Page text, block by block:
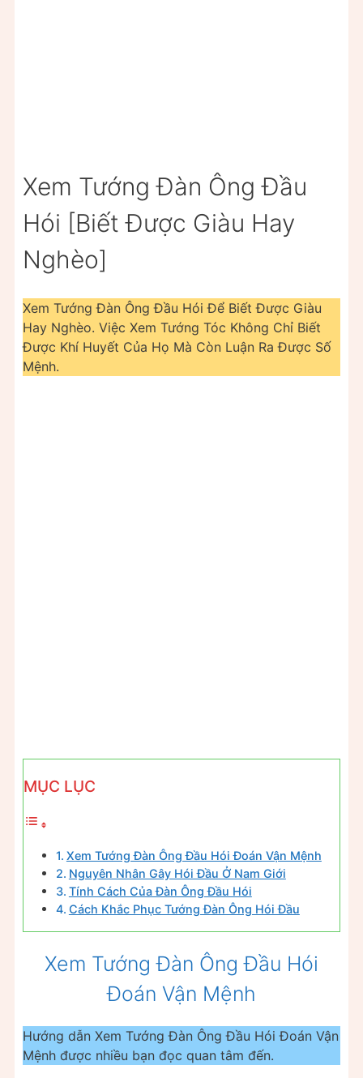
Xem Tướng Đàn Ông Đầu
Hói [Biết Được Giàu Hay
Nghèo]
Xem Tướng Đàn Ông Đầu Hói Để Biết Được Giàu
Hay Nghèo. Việc Xem Tướng Tóc Không Chỉ Biết
Được Khí Huyết Của Họ Mà Còn Luận Ra Được Số
Mệnh.
MỤC LỤC
Xem Tướng Đàn Ông Đầu Hói Đoán Vận Mệnh
Nguyên Nhân Gây Hói Đầu Ở Nam Giới
Tính Cách Của Đàn Ông Đầu Hói
Cách Khắc Phục Tướng Đàn Ông Hói Đầu
Xem Tướng Đàn Ông Đầu Hói
Đoán Vận Mệnh
Hướng dẫn Xem Tướng Đàn Ông Đầu Hói Đoán Vận
Mệnh được nhiều bạn đọc quan tâm đến.